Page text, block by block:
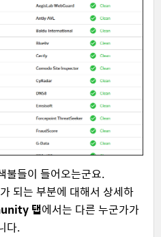
불들이 들어오는군요.
되는 부분에 대해서 상세하
탭에서는 다른 누군가가
다.